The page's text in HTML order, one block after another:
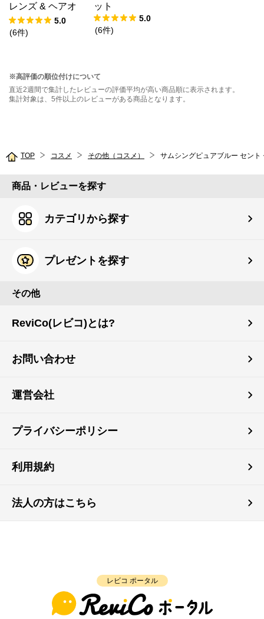
レンズ & ヘアオ
イル スムースリ
ペアセット
5.0
(6件)
ット
5.0
(6件)
※高評価の順位付けについて
直近2週間で集計したレビューの評価平均が高い商品順に表示されます。
集計対象は、5件以上のレビューがある商品となります。
TOP コスメ その他（コスメ） サムシングピュアブルー セント
商品・レビューを探す
カテゴリから探す
プレゼントを探す
その他
ReviCo(レビコ)とは?
お問い合わせ
運営会社
プライバシーポリシー
利用規約
法人の方はこちら
レビコ ポータル